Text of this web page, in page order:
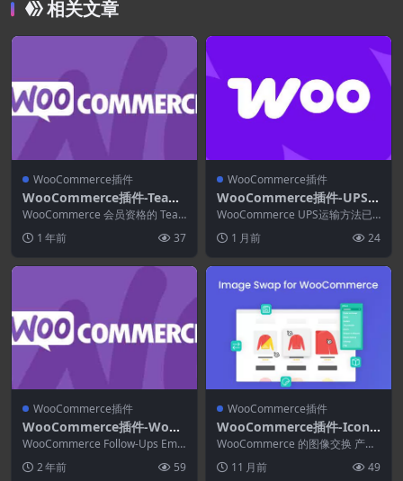
相关文章
WooCommerce插件
WooCommerce插件-Team
s for WooCommerce Mem
berships 1.7.7
WooCommerce 会员资格的 Tea
1 年前 37
WooCommerce插件
WooCommerce插件-UPS S
hipping Method for WooC
ommerce 3.9.10
WooCommerce UPS运输方法已
务，从而发...
1 月前 24
WooCommerce插件
WooCommerce插件-WooC
ommerce Follow-Ups Ema
ils 4.9.51
WooCommerce Follow-Ups Emai
2 年前 59
WooCommerce插件
WooCommerce插件-Iconic
Image Swap for WooCom
merce 2.13.0
WooCommerce 的图像交换 产品
淡入淡出、...
11 月前 49